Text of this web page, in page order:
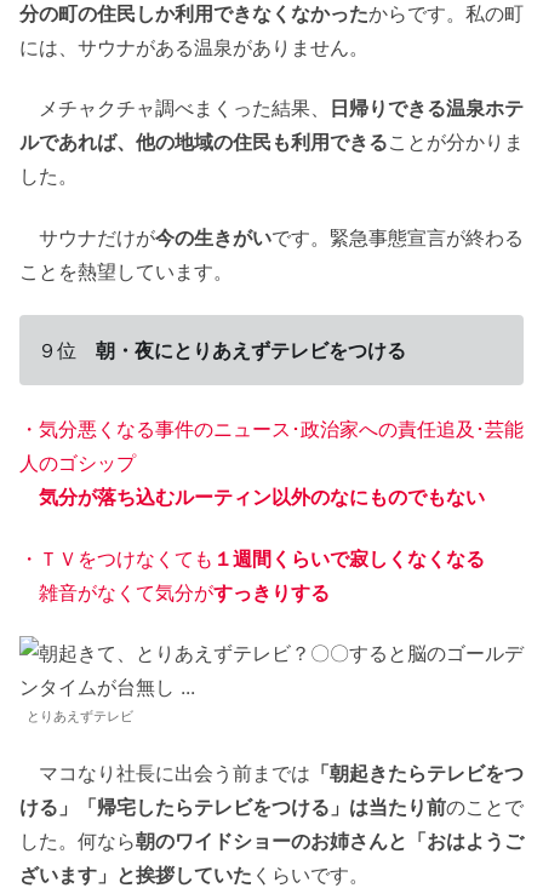
分の町の住民しか利用できなくなかったからです。私の町
には、サウナがある温泉がありません。
メチャクチャ調べまくった結果、
日帰りできる温泉ホテ
ルであれば、他の地域の住民も利用できることが分かりま
した。
サウナだけが今の生きがいです。緊急事態宣言が終わる
ことを熱望しています。
９位 朝・夜にとりあえずテレビをつける
・気分悪くなる事件のニュース･政治家への責任追及･芸能
人のゴシップ
気分が落ち込むルーティン以外のなにものでもない
・ＴＶをつけなくても １週間くらいで寂しくなくなる
雑音がなくて気分がすっきりする
とりあえずテレビ
マコなり社長に出会う前までは 「朝起きたらテレビをつ
ける」「帰宅したらテレビをつける」は当たり前のことで
した。何なら朝のワイドショーのお姉さんと「おはようご
ざいます」と挨拶していた くらいです。